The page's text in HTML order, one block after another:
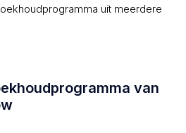
uit meerdere
van